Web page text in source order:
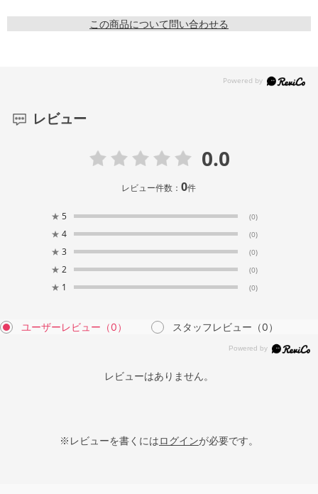
この商品について問い合わせる
レビュー
0.0
レビュー件数：0件
★ 5 (0)
★ 4 (0)
★ 3 (0)
★ 2 (0)
★ 1 (0)
ユーザーレビュー （0） スタッフレビュー （0）
レビューはありません。
※レビューを書くにはログインが必要です。